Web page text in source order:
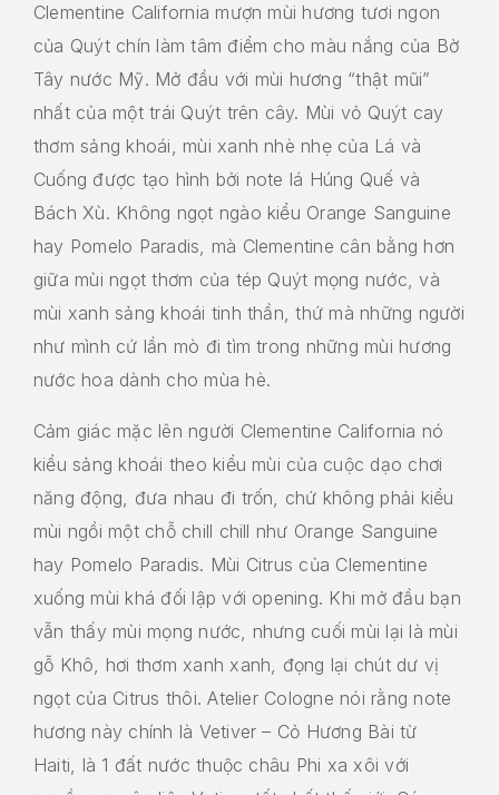
Clementine California mượn mùi hương tươi ngon
của Quýt chín làm tâm điểm cho màu nắng của Bờ
Tây nước Mỹ. Mở đầu với mùi hương “thật mũi”
nhất của một trái Quýt trên cây. Mùi vỏ Quýt cay
thơm sảng khoái, mùi xanh nhè nhẹ của Lá và
Cuống được tạo hình bởi note lá Húng Quế và
Bách Xù. Không ngọt ngào kiểu Orange Sanguine
hay Pomelo Paradis, mà Clementine cân bằng hơn
giữa mùi ngọt thơm của tép Quýt mọng nước, và
mùi xanh sảng khoái tinh thần, thứ mà những người
như mình cứ lần mò đi tìm trong những mùi hương
nước hoa dành cho mùa hè.
Cảm giác mặc lên người Clementine California nó
kiểu sảng khoái theo kiểu mùi của cuộc dạo chơi
năng động, đưa nhau đi trốn, chứ không phải kiểu
mùi ngồi một chỗ chill chill như Orange Sanguine
hay Pomelo Paradis. Mùi Citrus của Clementine
xuống mùi khá đối lập với opening. Khi mở đầu bạn
vẫn thấy mùi mọng nước, nhưng cuối mùi lại là mùi
gỗ Khô, hơi thơm xanh xanh, đọng lại chút dư vị
ngọt của Citrus thôi. Atelier Cologne nói rằng note
hương này chính là Vetiver – Cỏ Hương Bài từ
Haiti, là 1 đất nước thuộc châu Phi xa xôi với